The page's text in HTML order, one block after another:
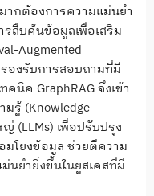
กต้องการความแม่นยำ
สืบค้นข้อมูลเพื่อเสริม
Augmented
องรับการสอบถามที่มี
นิค GraphRAG จึงเข้า
รู้ (Knowledge
(LLMs) เพื่อปรับปรุง
มโยงข้อมูล ช่วยตีความ
ยำยิ่งขึ้นในยูสเคสที่มี